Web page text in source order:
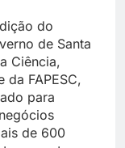
do
de Santa
Ciência,
da FAPESC,
para
de 600